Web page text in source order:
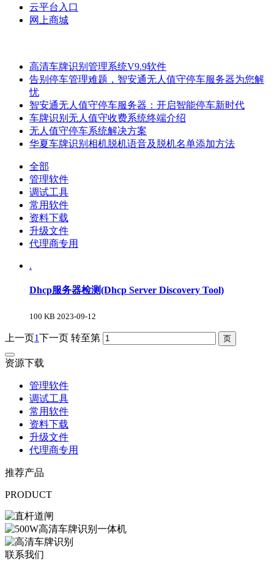
云平台入口
网上商城
高清车牌识别管理系统V9.9软件
告别停车管理难题，智安通无人值守停车服务器为您解
忧
智安通无人值守停车服务器：开启智能停车新时代
车牌识别无人值守收费系统终端介绍
无人值守停车系统解决方案
华夏车牌识别相机脱机语音及脱机名单添加方法
全部
管理软件
调试工具
常用软件
资料下载
升级文件
代理商专用
.
Dhcp服务器检测(Dhcp Server Discovery Tool)
100 KB 2023-09-12
上一页1下一页 转至第
资源下载
管理软件
调试工具
常用软件
资料下载
升级文件
代理商专用
推荐产品
PRODUCT
联系我们